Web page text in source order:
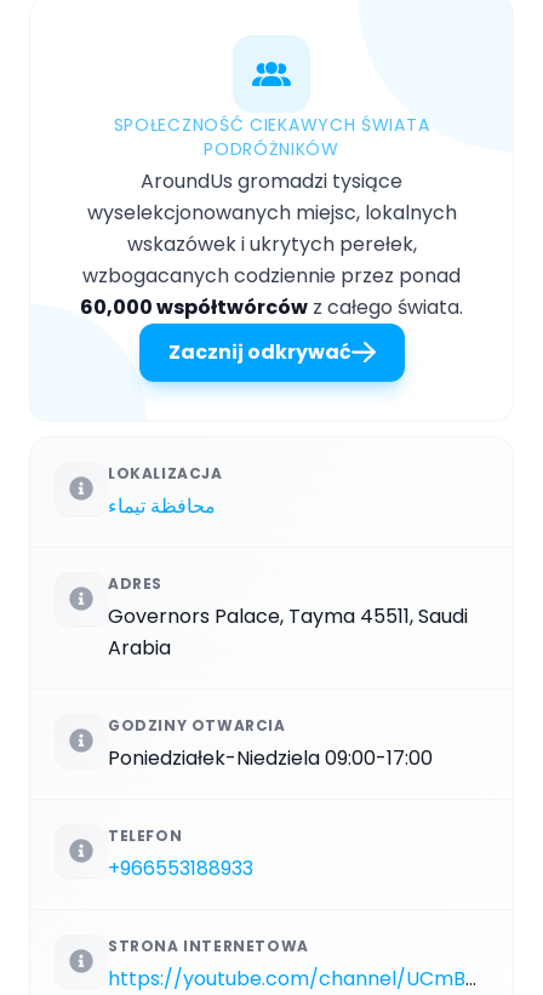
SPOŁECZNOŚĆ CIEKAWYCH ŚWIATA
PODRÓŻNIKÓW
AroundUs gromadzi tysiące
wyselekcjonowanych miejsc, lokalnych
wskazówek i ukrytych perełek,
wzbogacanych codziennie przez ponad
60,000 współtwórców z całego świata.
Zacznij odkrywać
LOKALIZACJA
محافظة تيماء
ADRES
Governors Palace, Tayma 45511, Saudi
Arabia
GODZINY OTWARCIA
Poniedziałek-Niedziela 09:00-17:00
TELEFON
+966553188933
STRONA INTERNETOWA
https://youtube.com/channel/UCmBDKdZ8XOoI5Ws3GDsQqMg